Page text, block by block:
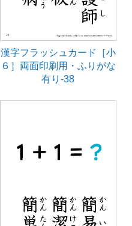
漢字フラッシュカード［小
６］両面印刷用・ふりがな
有り-38